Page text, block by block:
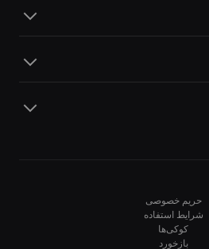
حریم خصوصی
شرایط استفاده
کوکی‌ها
بازخورد
10